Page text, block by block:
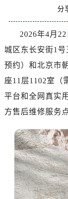
分
2026年4月
城区东长安街1
预约）和北京市
座11层1102室（
平台和全网真实
方售后维修服务